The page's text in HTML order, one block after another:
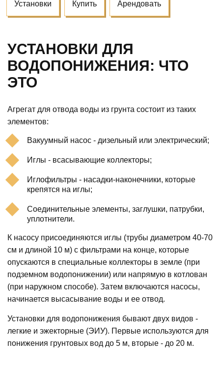
Установки Купить Арендовать
УСТАНОВКИ ДЛЯ
ВОДОПОНИЖЕНИЯ: ЧТО
ЭТО
Агрегат для отвода воды из грунта состоит из таких
элементов:
Вакуумный насос - дизельный или электрический;
Иглы - всасывающие коллекторы;
Иглофильтры - насадки-наконечники, которые
крепятся на иглы;
Соединительные элементы, заглушки, патрубки,
уплотнители.
К насосу присоединяются иглы (трубы диаметром 40-70
см и длиной 10 м) с фильтрами на конце, которые
опускаются в специальные коллекторы в земле (при
подземном водопонижении) или напрямую в котлован
(при наружном способе). Затем включаются насосы,
начинается высасывание воды и ее отвод.
Установки для водопонижения бывают двух видов -
легкие и эжекторные (ЭИУ). Первые используются для
понижения грунтовых вод до 5 м, вторые - до 20 м.